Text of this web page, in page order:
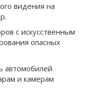
видения на
с искусственным
опасных
автомобилей
и камерам